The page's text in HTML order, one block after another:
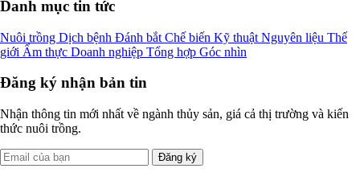
Danh mục tin tức
Nuôi trồng Dịch bệnh Đánh bắt Chế biến Kỹ thuật Nguyên liệu Thế
giới Ẩm thực Doanh nghiệp Tổng hợp Góc nhìn
Đăng ký nhận bản tin
Nhận thông tin mới nhất về ngành thủy sản, giá cả thị trường và kiến
thức nuôi trồng.
Đăng ký